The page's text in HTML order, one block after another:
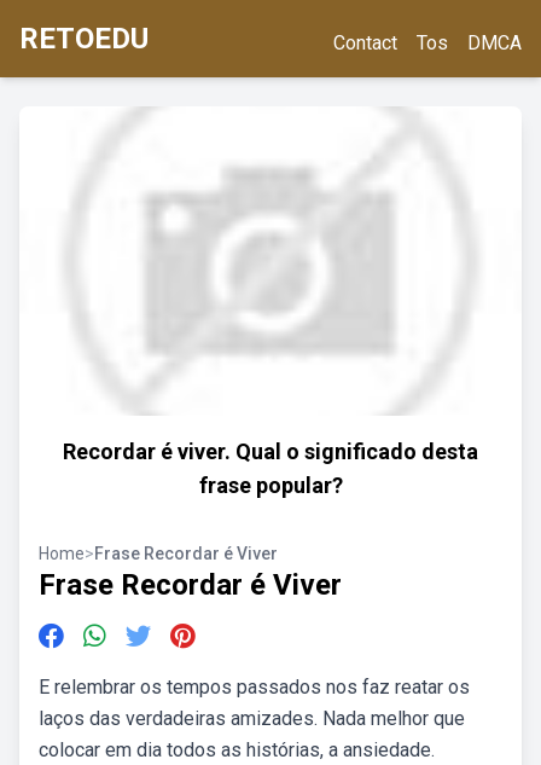
RETOEDU Contact Tos DMCA
Recordar é viver. Qual o significado desta
frase popular?
Home>Frase Recordar é Viver
Frase Recordar é Viver
E relembrar os tempos passados nos faz reatar os
laços das verdadeiras amizades. Nada melhor que
colocar em dia todos as histórias, a ansiedade.